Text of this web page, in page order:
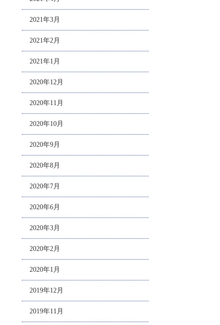
2021年3月
2021年2月
2021年1月
2020年12月
2020年11月
2020年10月
2020年9月
2020年8月
2020年7月
2020年6月
2020年3月
2020年2月
2020年1月
2019年12月
2019年11月